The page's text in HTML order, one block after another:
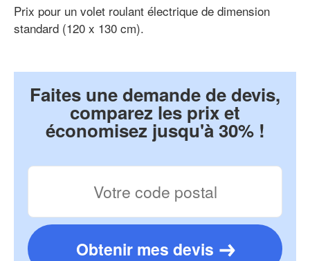
Prix pour un volet roulant électrique de dimension
standard (120 x 130 cm).
Faites une demande de devis,
comparez les prix et
économisez jusqu'à 30% !
Obtenir mes devis